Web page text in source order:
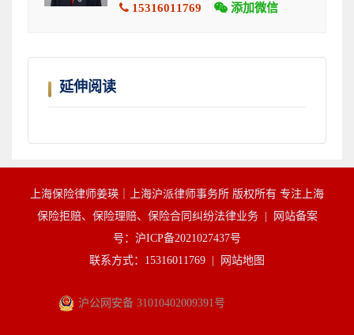
15316011769 添加微信
延伸阅读
上海保险律师姜瑛｜上海沪派律师事务所 版权所有 专注上海
保险拒赔、保险理赔、保险合同纠纷法律业务 |
网站备案
号：沪ICP备2021027437号
联系方式：15316011769 |
网站地图
沪公网安备 31010402009391号